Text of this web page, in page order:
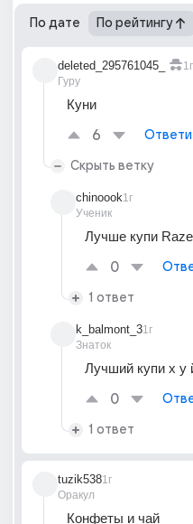
По дате По рейтингу
deleted_295761045_
Гуру
1г
Куни
6
Скрыть ветку
chinoook
Ученик
1г
Лучше купи
0
1 ответ
k_balmont_3
Знаток
1г
Лучший купи х у
0
1 ответ
tuzik538
Оракул
1г
Конфеты и чай